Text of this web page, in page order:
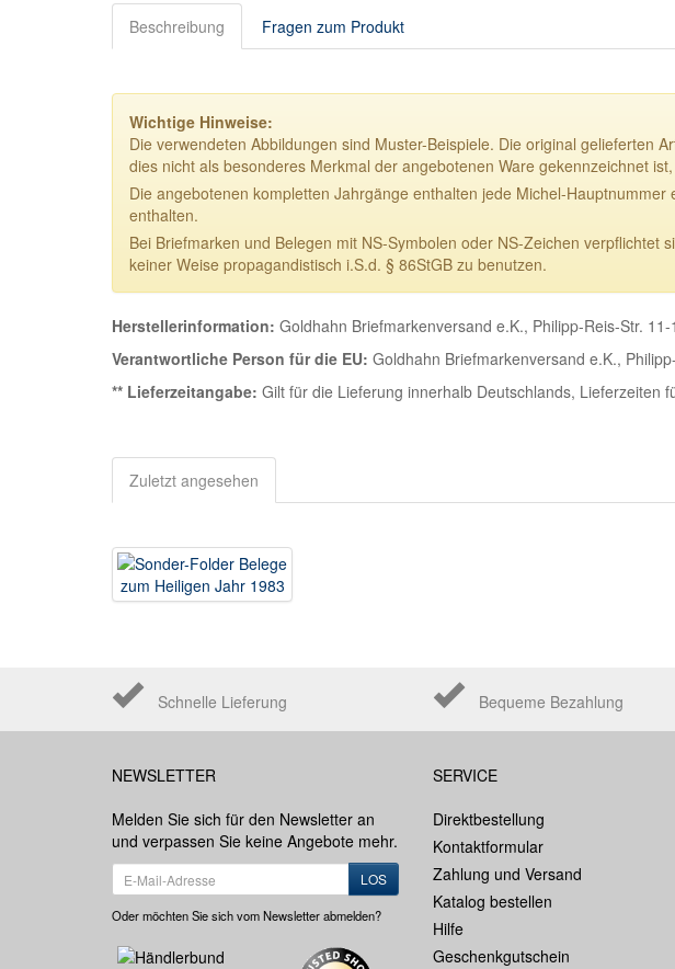
Beschreibung Fragen zum Produkt
Wichtige Hinweise:
Die verwendeten Abbildungen sind Muster-Beispiele. Die original gelieferten
dies nicht als besonderes Merkmal der angebotenen Ware gekennzeichnet
Die angebotenen kompletten Jahrgänge enthalten jede Michel-
enthalten.
Bei Briefmarken und Belegen mit NS-Symbolen oder NS-Zeichen
keiner Weise propagandistisch i.S.d. § 86StGB zu benutzen.
Herstellerinformation: Goldhahn Briefmarkenversand e.K., Philipp-Reis-Str.
Verantwortliche Person für die EU: Goldhahn Briefmarkenversand e.K.,
** Lieferzeitangabe: Gilt für die Lieferung innerhalb Deutschlands, Lieferzeiten
Zuletzt angesehen
Schnelle Lieferung Bequeme Bezahlung
NEWSLETTER
Melden Sie sich für den Newsletter an
und verpassen Sie keine Angebote mehr.
LOS
Oder möchten Sie sich vom Newsletter abmelden?
SERVICE
Direktbestellung
Kontaktformular
Zahlung und Versand
Katalog bestellen
Hilfe
Geschenkgutschein